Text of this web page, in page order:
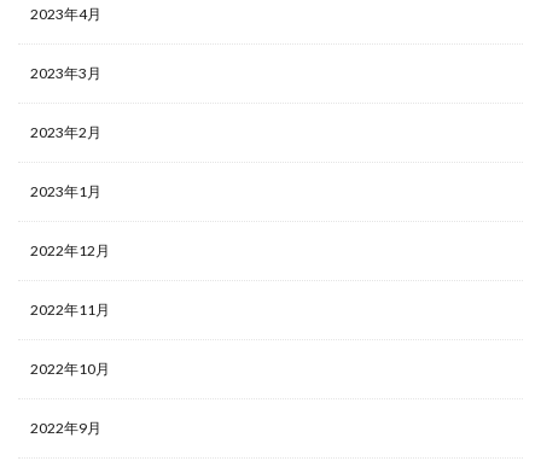
2023年4月
2023年3月
2023年2月
2023年1月
2022年12月
2022年11月
2022年10月
2022年9月